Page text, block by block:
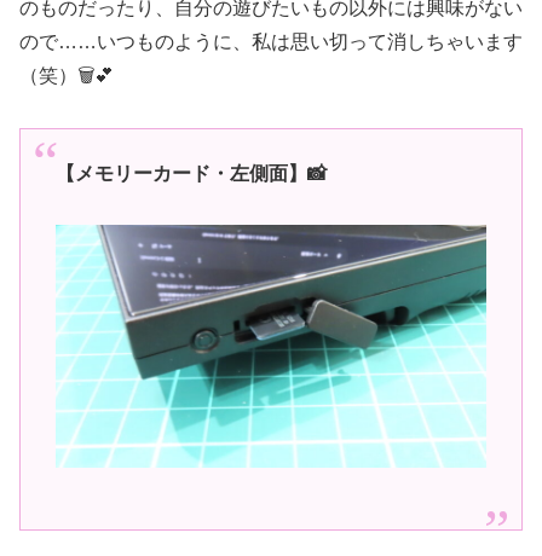
のものだったり、自分の遊びたいもの以外には興味がない
ので……いつものように、私は思い切って消しちゃいます
（笑）🗑️💕
【メモリーカード・左側面】📸